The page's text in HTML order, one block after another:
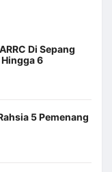
Di Sepang
6
5 Pemenang